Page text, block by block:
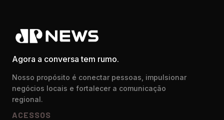
Agora a conversa tem rumo.
Nosso propósito é conectar pessoas, impulsionar
negócios locais e fortalecer a comunicação
regional.
ACESSOS